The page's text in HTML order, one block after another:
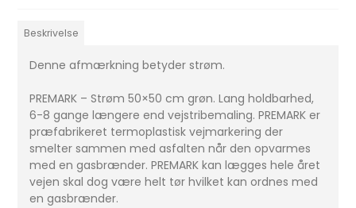
Beskrivelse
Denne afmærkning betyder strøm.
PREMARK – Strøm 50×50 cm grøn. Lang holdbarhed,
6-8 gange længere end vejstribemaling. PREMARK er
præfabrikeret termoplastisk vejmarkering der
smelter sammen med asfalten når den opvarmes
med en gasbrænder. PREMARK kan lægges hele året
vejen skal dog være helt tør hvilket kan ordnes med
en gasbrænder.